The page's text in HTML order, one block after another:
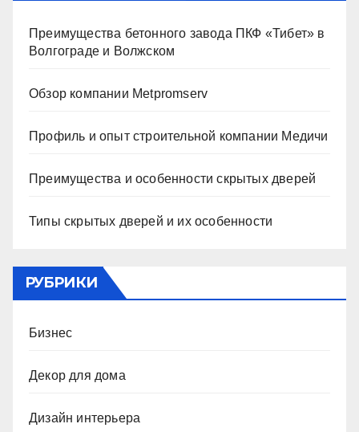
Преимущества бетонного завода ПКФ «Тибет» в
Волгограде и Волжском
Обзор компании Metpromserv
Профиль и опыт строительной компании Медичи
Преимущества и особенности скрытых дверей
Типы скрытых дверей и их особенности
РУБРИКИ
Бизнес
Декор для дома
Дизайн интерьера